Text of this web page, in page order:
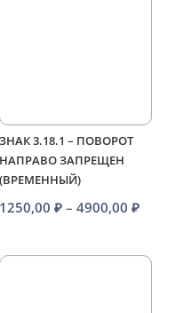
ЗНАК 3.18.1 – ПОВОРОТ
НАПРАВО ЗАПРЕЩЕН
(ВРЕМЕННЫЙ)
1250,00₽ – 4900,00₽